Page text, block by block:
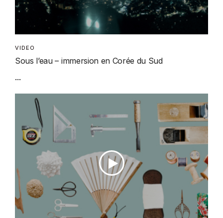
VIDEO
Sous l’eau – immersion en Corée du Sud
...